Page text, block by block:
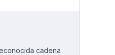
cadena